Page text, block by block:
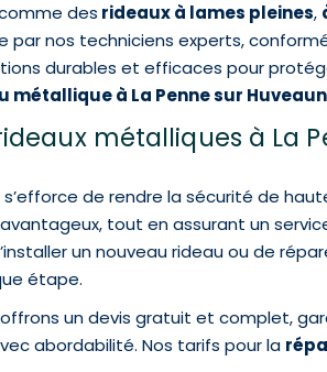
des rideaux à lames pleines,
par nos techniciens experts,
durables et efficaces pour
métallique à La Penne sur
métalliques à La
s’efforce de rendre la sécurité de
tout en assurant un
un nouveau rideau ou de
étape.
un devis gratuit et complet,
abordabilité. Nos tarifs pour la